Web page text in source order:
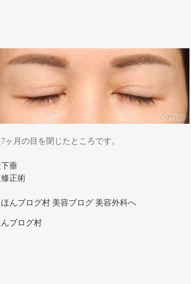
ヶ月の目を閉じたところです。
垂
修正術
ブログ村